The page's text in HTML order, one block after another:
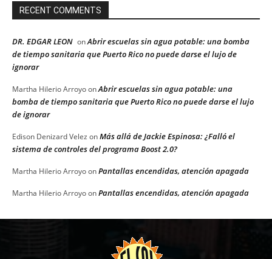
RECENT COMMENTS
DR. EDGAR LEON onAbrir escuelas sin agua potable: una bomba
de tiempo sanitaria que Puerto Rico no puede darse el lujo de
ignorar
Martha Hilerio ArroyoonAbrir escuelas sin agua potable: una
bomba de tiempo sanitaria que Puerto Rico no puede darse el lujo
de ignorar
Edison Denizard Velez onMás allá de Jackie Espinosa: ¿Falló el
sistema de controles del programa Boost 2.0?
Martha Hilerio ArroyoonPantallas encendidas, atención apagada
Martha Hilerio ArroyoonPantallas encendidas, atención apagada